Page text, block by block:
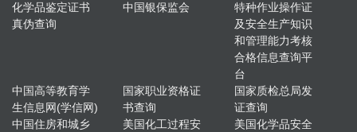
化学品鉴定证书
真伪查询
中国银保监会
特种作业操作证
及安全生产知识
和管理能力考核
合格信息查询平
台
中国高等教育学
生信息网(学信网)
国家职业资格证
书查询
国家质检总局发
证查询
中国住房和城乡
美国化工过程安
美国化学品安全